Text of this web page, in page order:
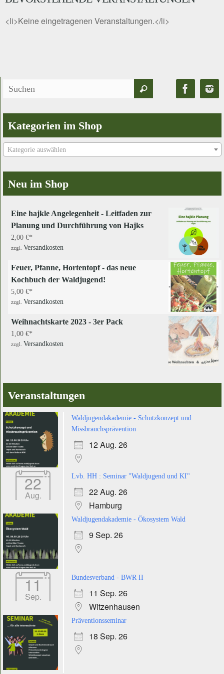
<li>Keine eingetragenen Veranstaltungen.</li>
Suchen
Kategorien im Shop
Kategorie auswählen
Neu im Shop
Eine hajkle Angelegenheit - Leitfaden zur
Planung und Durchführung von Hajks
2,00 €
zzgl. Versandkosten
Feuer, Pfanne, Hortentopf - das neue
Kochbuch der Waldjugend!
5,00 €
zzgl. Versandkosten
Weihnachtskarte 2023 - 3er Pack
1,00 €
zzgl. Versandkosten
Veranstaltungen
Waldjugendakademie - Schutzkonzept und
Missbrauchsprävention
12 Aug. 26
22
Aug.
Lvb. HH : Seminar "Waldjugend und KI"
22 Aug. 26
Hamburg
Waldjugendakademie - Ökosystem Wald
9 Sep. 26
11
Sep.
Bundesverband - BWR II
11 Sep. 26
Witzenhausen
Präventionsseminar
18 Sep. 26